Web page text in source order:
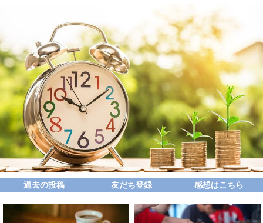
過去の投稿 友だち登録 感想はこちら